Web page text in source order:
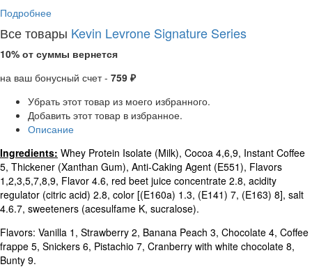
Подробнее
Все товары Kevin Levrone Signature Series
10% от суммы вернется
на ваш бонусный счет - 759 ₽
Убрать этот товар из моего избранного.
Добавить этот товар в избранное.
Описание
Ingredients: Whey Protein Isolate (Milk), Cocoa 4,6,9, Instant Coffee
5, Thickener (Xanthan Gum), Anti-Caking Agent (E551), Flavors
1,2,3,5,7,8,9, Flavor 4.6, red beet juice concentrate 2.8, acidity
regulator (citric acid) 2.8, color [(E160a) 1.3, (E141) 7, (E163) 8], salt
4.6.7, sweeteners (acesulfame K, sucralose).
Flavors: Vanilla 1, Strawberry 2, Banana Peach 3, Chocolate 4, Coffee
frappe 5, Snickers 6, Pistachio 7, Cranberry with white chocolate 8,
Bunty 9.